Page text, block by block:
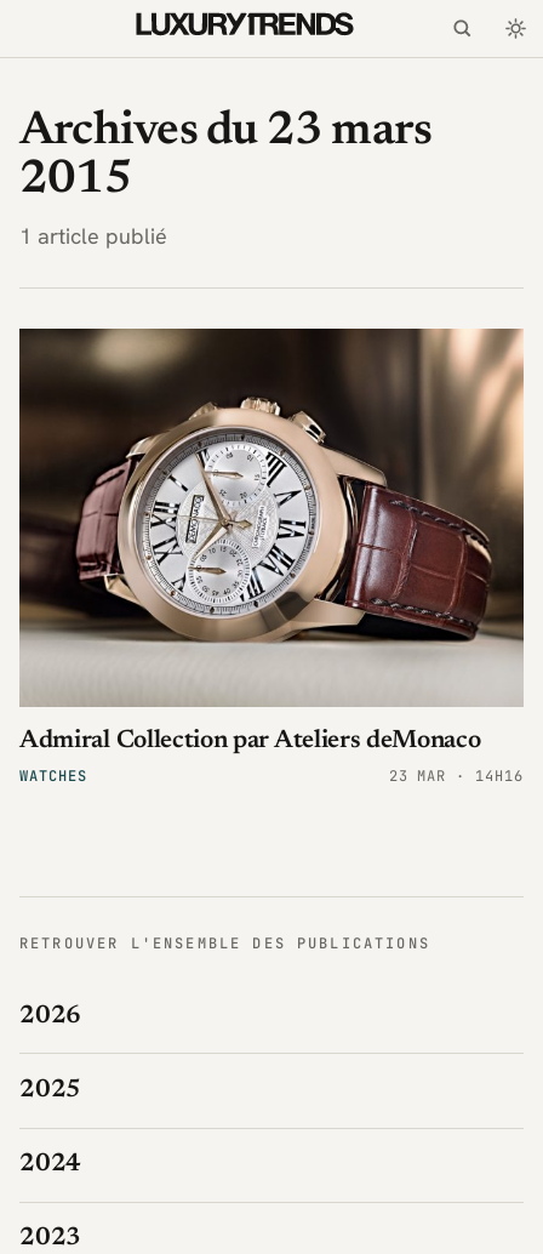
Archives du 23 mars
2015
1 article publié
WATCHES
Admiral Collection par Ateliers deMonaco
23 MAR · 14H16
RETROUVER L'ENSEMBLE DES PUBLICATIONS
2026
2025
2024
2023